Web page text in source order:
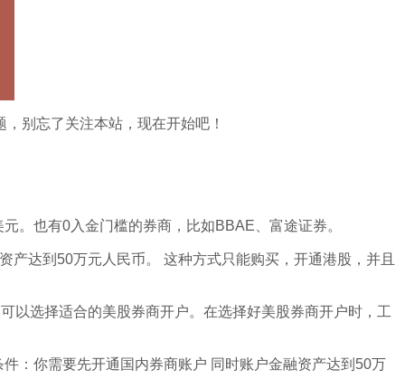
别忘了关注本站，现在开始吧！
。也有0入金门槛的券商，比如BBAE、富途证券。
达到50万元人民币。 这种方式只能购买，开通港股，并且
以选择适合的美股券商开户。在选择好美股券商开户时，工
：你需要先开通国内券商账户 同时账户金融资产达到50万